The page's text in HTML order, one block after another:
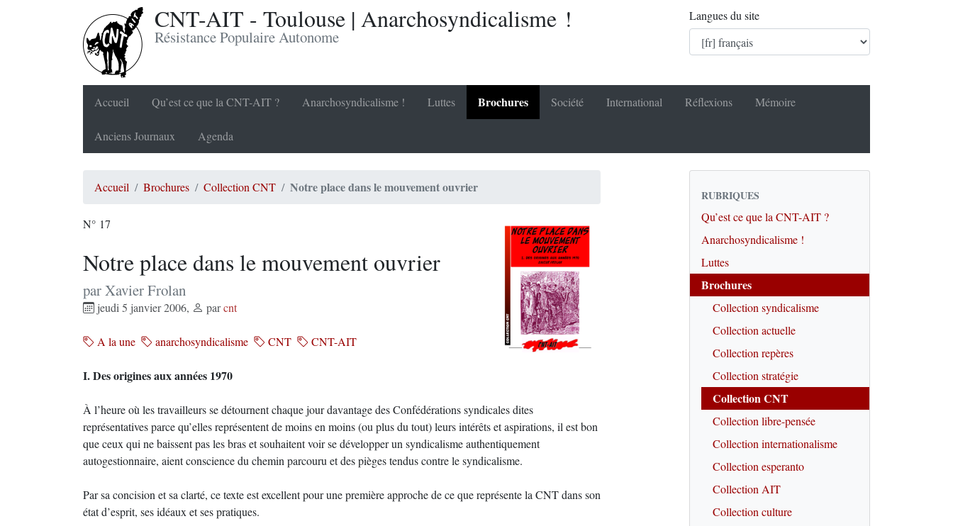
CNT-AIT - Toulouse | Anarchosyndicalisme !
Résistance Populaire Autonome
Langues du site
Accueil Qu’est ce que la CNT-AIT ? Anarchosyndicalisme ! Luttes Brochures Société International Réflexions Mémoire
Anciens Journaux Agenda
Accueil Brochures Collection CNT Notre place dans le mouvement ouvrier
N° 17
Notre place dans le mouvement ouvrier
par Xavier Frolan
jeudi 5 janvier 2006, parcnt
A la une anarchosyndicalisme CNT CNT-AIT
I. Des origines aux années 1970
À l’heure où les travailleurs se détournent chaque jour davantage des Confédérations syndicales dites
représentatives parce qu’elles représentent de moins en moins (ou plus du tout) leurs intérêts et aspirations, il est bon
que ceux qui ne baissent pas les bras et souhaitent voir se développer un syndicalisme authentiquement
autogestionnaire, aient conscience du chemin parcouru et des pièges tendus contre le syndicalisme.
Par sa concision et sa clarté, ce texte est excellent pour une première approche de ce que représente la CNT dans son
état d’esprit, ses idéaux et ses pratiques.
RUBRIQUES
Qu’est ce que la CNT-AIT ?
Anarchosyndicalisme !
Luttes
Brochures
Collection syndicalisme
Collection actuelle
Collection repères
Collection stratégie
Collection CNT
Collection libre-pensée
Collection internationalisme
Collection esperanto
Collection AIT
Collection culture